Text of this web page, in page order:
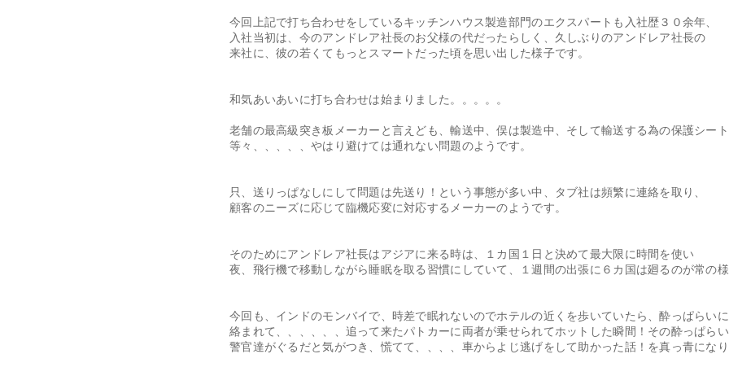
今回上記で打ち合わせをしているキッチンハウス製造部門のエクスパートも入社歴３０余年、
入社当初は、今のアンドレア社長のお父様の代だったらしく、久しぶりのアンドレア社長の
来社に、彼の若くてもっとスマートだった頃を思い出した様子です。
和気あいあいに打ち合わせは始まりました。。。。。
老舗の最高級突き板メーカーと言えども、輸送中、俣は製造中、そして輸送する為の保護シー
等々、、、、、やはり避けては通れない問題のようです。
只、送りっぱなしにして問題は先送り！という事態が多い中、タブ社は頻繁に連絡を取り、
顧客のニーズに応じて臨機応変に対応するメーカーのようです。
そのためにアンドレア社長はアジアに来る時は、１カ国１日と決めて最大限に時間を使い
夜、飛行機で移動しながら睡眠を取る習慣にしていて、１週間の出張に６カ国は廻るのが常の
今回も、インドのモンバイで、時差で眠れないのでホテルの近くを歩いていたら、酔っぱらいに
絡まれて、、、、、、追って来たパトカーに両者が乗せられてホットした瞬間！その酔っぱら
警官達がぐるだと気がつき、慌てて、、、、車からよじ逃げをして助かった話！を真っ青にな